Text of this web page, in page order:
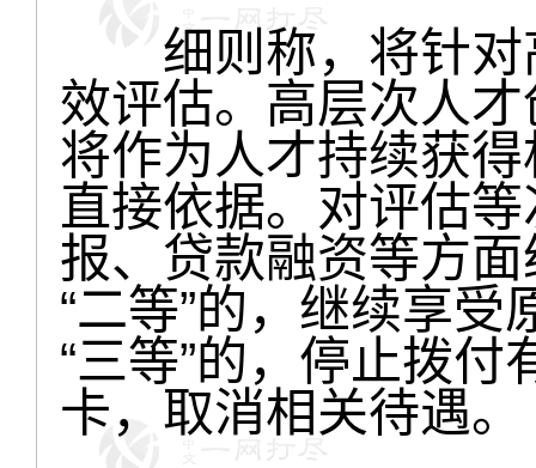
细则称，将针对
效评估。高层次人
将作为人才持续获
直接依据。对评估等
报、贷款融资等方
“二等”的，继续享
“三等”的，停止拨
卡，取消相关待遇。